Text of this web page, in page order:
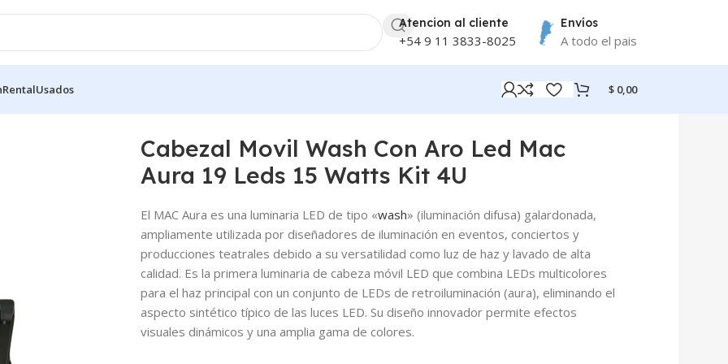
Atencion al cliente
+54 9 11 3833-8025
Envíos
A todo el pais
RentalUsados $ 0,00
Cabezal Movil Wash Con Aro Led Mac
Aura 19 Leds 15 Watts Kit 4U
El MAC Aura es una luminaria LED de tipo «wash» (iluminación difusa) galardonada,
ampliamente utilizada por diseñadores de iluminación en eventos, conciertos y
producciones teatrales debido a su versatilidad como luz de haz y lavado de alta
calidad. Es la primera luminaria de cabeza móvil LED que combina LEDs multicolores
para el haz principal con un conjunto de LEDs de retroiluminación (aura), eliminando el
aspecto sintético típico de las luces LED. Su diseño innovador permite efectos
visuales dinámicos y una amplia gama de colores.